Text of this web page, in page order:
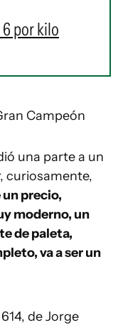
6 por kilo
Campeón
una parte a un
curiosamente,
un precio,
moderno, un
de paleta,
va a ser un
de Jorge